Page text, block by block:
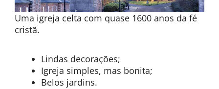
Uma igreja celta com quase 1600 anos da fé
cristã.
Lindas decorações;
Igreja simples, mas bonita;
Belos jardins.